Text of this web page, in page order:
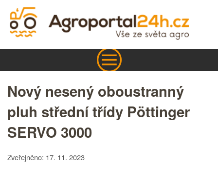
Nový nesený oboustranný
pluh střední třídy Pöttinger
SERVO 3000
Zveřejněno: 17. 11. 2023